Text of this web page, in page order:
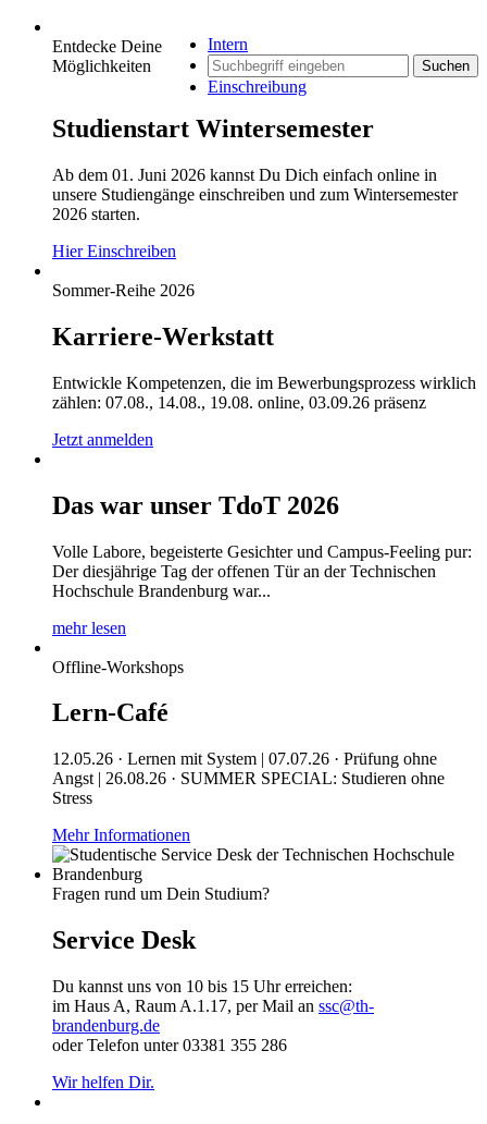
Intern
Suchen
Einschreibung
Entdecke Deine
Möglichkeiten
Studienstart Wintersemester
Ab dem 01. Juni 2026 kannst Du Dich einfach online in
unsere Studiengänge einschreiben und zum Wintersemester
2026 starten.
Hier Einschreiben
Sommer-Reihe 2026
Karriere-Werkstatt
Entwickle Kompetenzen, die im Bewerbungsprozess wirklich
zählen: 07.08., 14.08., 19.08. online, 03.09.26 präsenz
Jetzt anmelden
Das war unser TdoT 2026
Volle Labore, begeisterte Gesichter und Campus-Feeling pur:
Der diesjährige Tag der offenen Tür an der Technischen
Hochschule Brandenburg war...
mehr lesen
Offline-Workshops
Lern-Café
12.05.26 · Lernen mit System | 07.07.26 · Prüfung ohne
Angst | 26.08.26 · SUMMER SPECIAL: Studieren ohne
Stress
Mehr Informationen
Fragen rund um Dein Studium?
Service Desk
Du kannst uns von 10 bis 15 Uhr erreichen:
im Haus A, Raum A.1.17, per Mail an ssc@th-
brandenburg.de
oder Telefon unter 03381 355 286
Wir helfen Dir.